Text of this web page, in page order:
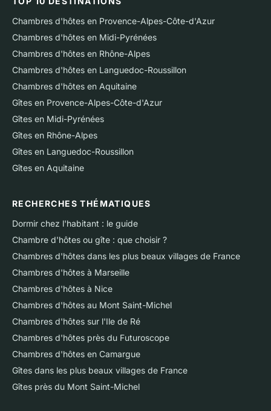
Chambres d'hôtes en Provence-Alpes-Côte-d'Azur
Chambres d'hôtes en Midi-Pyrénées
Chambres d'hôtes en Rhône-Alpes
Chambres d'hôtes en Languedoc-Roussillon
Chambres d'hôtes en Aquitaine
Gîtes en Provence-Alpes-Côte-d'Azur
Gîtes en Midi-Pyrénées
Gîtes en Rhône-Alpes
Gîtes en Languedoc-Roussillon
Gîtes en Aquitaine
RECHERCHES THÉMATIQUES
Dormir chez l'habitant : le guide
Chambre d'hôtes ou gîte : que choisir ?
Chambres d'hôtes dans les plus beaux villages de France
Chambres d'hôtes à Marseille
Chambres d'hôtes à Nice
Chambres d'hôtes au Mont Saint-Michel
Chambres d'hôtes sur l'Ile de Ré
Chambres d'hôtes près du Futuroscope
Chambres d'hôtes en Camargue
Gîtes dans les plus beaux villages de France
Gîtes près du Mont Saint-Michel